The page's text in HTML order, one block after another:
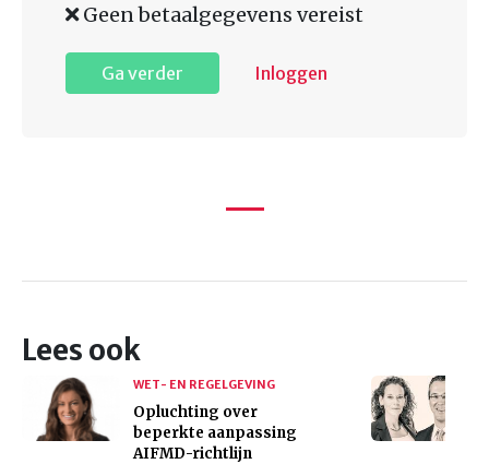
Geen betaalgegevens vereist
Ga verder Inloggen
Lees ook
WET- EN REGELGEVING
Opluchting over
beperkte aanpassing
AIFMD-richtlijn